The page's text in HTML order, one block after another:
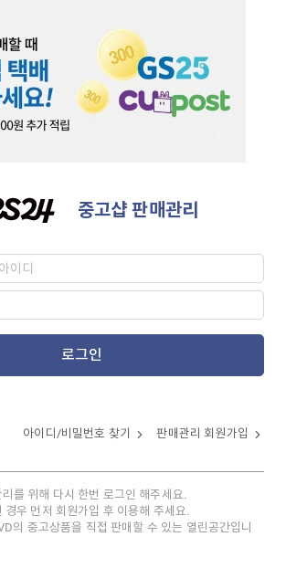
중고샵 판매관리
로그인
아이디/비밀번호 찾기 판매관리 회원가입
를 위해 다시 한번 로그인 해주세요.
경우 먼저 회원가입 후 이용해 주세요.
의 중고상품을 직접 판매할 수 있는 열린공간입니